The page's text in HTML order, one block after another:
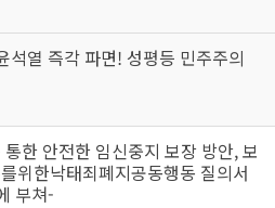
석열 즉각 파면! 성평등 민주주의
한 안전한 임신중지 보장 방안, 보
위한낙태죄폐지공동행동 질의서
부쳐-